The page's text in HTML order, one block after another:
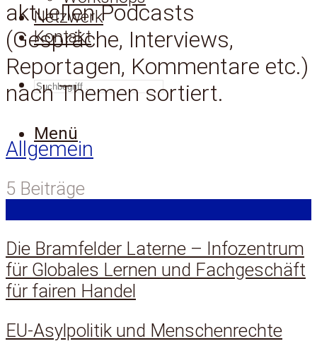
Netzwerk
Kontakt
SUCHEN
Menü
aktuellen Podcasts
(Gespräche, Interviews,
Reportagen, Kommentare etc.)
nach Themen sortiert.
Allgemein
5 Beiträge
Die Bramfelder Laterne – Infozentrum
für Globales Lernen und Fachgeschäft
für fairen Handel
EU-Asylpolitik und Menschenrechte